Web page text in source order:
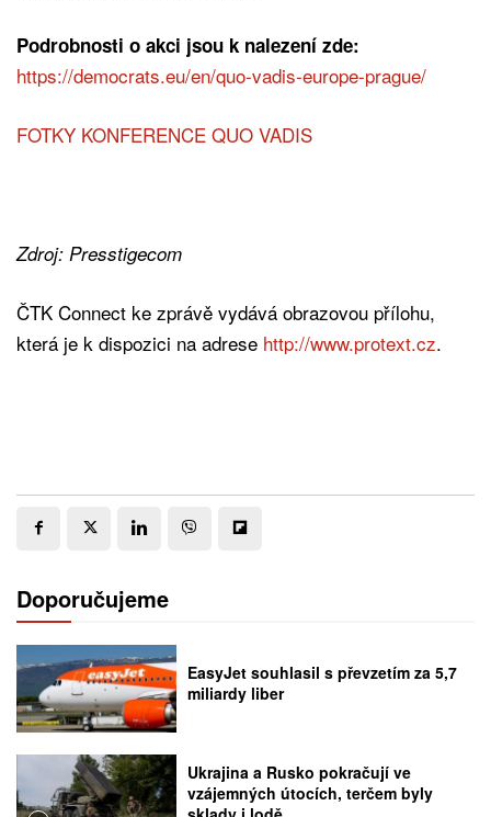
Podrobnosti o akci jsou k nalezení zde:
https://democrats.eu/en/quo-vadis-europe-prague/
FOTKY KONFERENCE QUO VADIS
Zdroj: Presstigecom
ČTK Connect ke zprávě vydává obrazovou přílohu,
která je k dispozici na adrese http://www.protext.cz.
Doporučujeme
EasyJet souhlasil s převzetím za 5,7
miliardy liber
Ukrajina a Rusko pokračují ve
vzájemných útocích, terčem byly